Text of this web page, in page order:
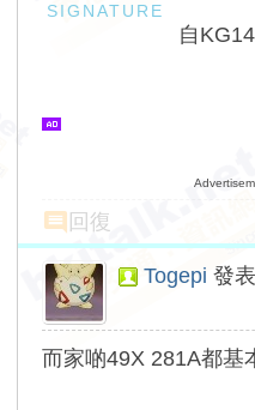
自
回復
Togepi 發
而家啲49X 281A都基